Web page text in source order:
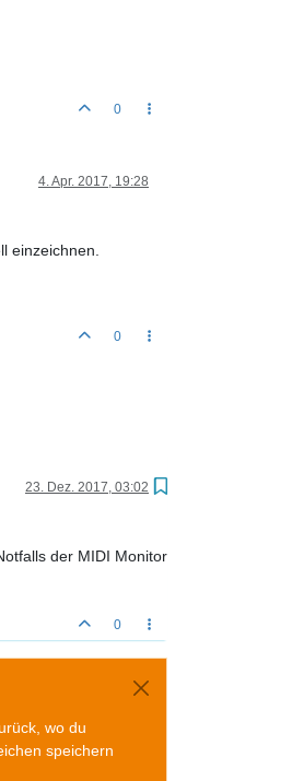
0
4. Apr. 2017, 19:28
einzeichnen.
0
23. Dez. 2017, 03:02
der MIDI Monitor
0
wo du
speichern